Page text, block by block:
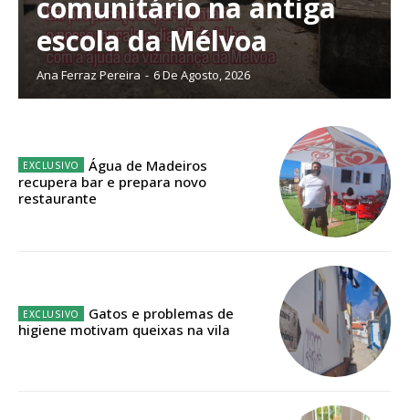
ASSINATURA
32
Edição em papel entregue à Quinta-feira em sua
Acesso ao conteúdo online
Acesso aos conteúdos Exclusivos para
escola da Mélvoa
Ana Ferraz Pereira - 6 De Agosto, 2026
Água de Madeiros
recupera bar e prepara novo
restaurante
Gatos e problemas de
higiene motivam queixas na vila